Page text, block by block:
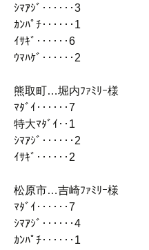
ｼﾏｱｼﾞ‥‥‥3
ｶﾝﾊﾟﾁ‥‥‥1
ｲｻｷﾞ‥‥‥6
ｳﾏﾊｹﾞ‥‥‥2
熊取町…堀内ﾌｧﾐﾘｰ様
ﾏﾀﾞｲ‥‥‥7
特大ﾏﾀﾞｲ‥1
ｼﾏｱｼﾞ‥‥‥2
ｲｻｷﾞ‥‥‥2
松原市…吉崎ﾌｧﾐﾘｰ様
ﾏﾀﾞｲ‥‥‥7
ｼﾏｱｼﾞ‥‥‥4
ｶﾝﾊﾟﾁ‥‥‥1